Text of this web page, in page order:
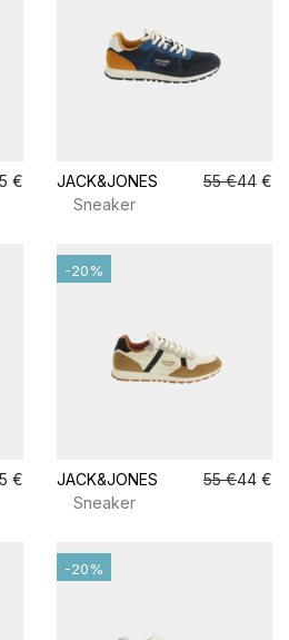
€
JACK&JONES 55 €44 €
Sneaker
€
JACK&JONES 55 €44 €
Sneaker
-20%
-20%